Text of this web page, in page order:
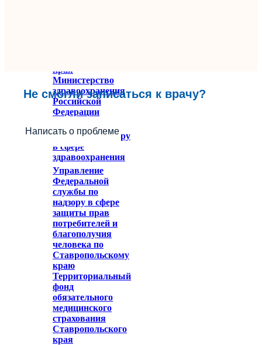
Не смогли записаться к врачу?
Написать о проблеме
края
Министерство
здравоохранения
Российской
Федерации
Федеральное
служба по надзору
в сфере
здравоохранения
Управление
Федеральной
службы по
надзору в сфере
защиты прав
потребителей и
благополучия
человека по
Ставропольскому
краю
Территориальный
фонд
обязательного
медицинского
страхования
Ставропольского
края